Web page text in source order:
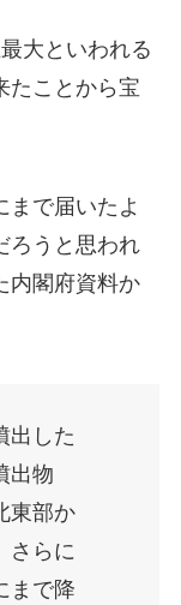
大といわれる
たことから宝
まで届いたよ
ろうと思われ
内閣府資料か
出した
出物
東部か
さらに
まで降